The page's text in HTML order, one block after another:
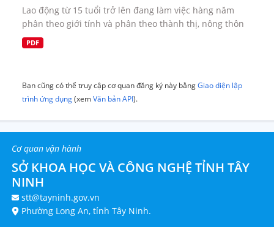
Lao động từ 15 tuổi trở lên đang làm việc hàng năm
phân theo giới tính và phân theo thành thị, nông thôn
PDF
Bạn cũng có thể truy cập cơ quan đăng ký này bằngGiao diện lập
trình ứng dụng(xemVăn bản API).
Cơ quan vận hành
SỞ KHOA HỌC VÀ CÔNG NGHỆ TỈNH TÂY
NINH
stt@tayninh.gov.vn
Phường Long An, tỉnh Tây Ninh.